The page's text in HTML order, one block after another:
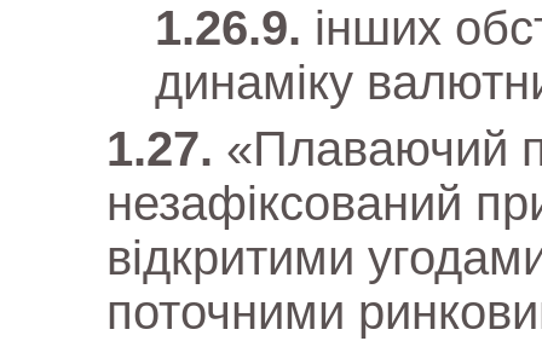
інших
динаміку
«Плаваючий
незафіксований
відкритими
поточними